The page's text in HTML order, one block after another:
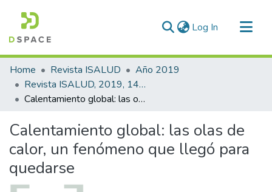
Log In (current)
Communities & Collections
All of DSpace
Statistics
Home Revista ISALUD
Año 2019
Revista ISALUD, 2019, 14(68)
Calentamiento global: las olas de calor, un fenómeno que llegó para quedarse
Calentamiento global: las olas de
calor, un fenómeno que llegó para
quedarse